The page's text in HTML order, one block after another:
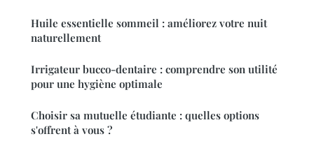
Huile essentielle sommeil : améliorez votre nuit
naturellement
Irrigateur bucco-dentaire : comprendre son utilité
pour une hygiène optimale
Choisir sa mutuelle étudiante : quelles options
s'offrent à vous ?